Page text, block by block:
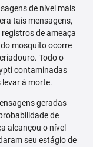
de nível mais
tais mensagens,
de ameaça
mosquito ocorre
Todo o
contaminadas
à morte.
geradas
de
alcançou o nível
seu estágio de